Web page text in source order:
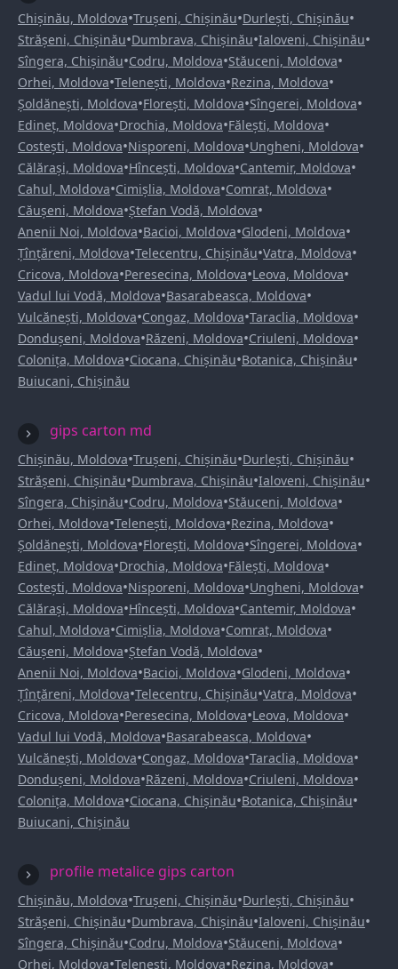
Chișinău, Moldova•Trușeni, Chișinău•Durlești, Chișinău•
Strășeni, Chișinău•Dumbrava, Chișinău•Ialoveni, Chișinău•
Sîngera, Chișinău•Codru, Moldova•Stăuceni, Moldova•
Orhei, Moldova•Telenești, Moldova•Rezina, Moldova•
Șoldănești, Moldova•Florești, Moldova•Sîngerei, Moldova•
Edineț, Moldova•Drochia, Moldova•Fălești, Moldova•
Costești, Moldova•Nisporeni, Moldova•Ungheni, Moldova•
Călărași, Moldova•Hîncești, Moldova•Cantemir, Moldova•
Cahul, Moldova•Cimișlia, Moldova•Comrat, Moldova•
Căușeni, Moldova•Ștefan Vodă, Moldova•
Anenii Noi, Moldova•Bacioi, Moldova•Glodeni, Moldova•
Țînțăreni, Moldova•Telecentru, Chișinău•Vatra, Moldova•
Cricova, Moldova•Peresecina, Moldova•Leova, Moldova•
Vadul lui Vodă, Moldova•Basarabeasca, Moldova•
Vulcănești, Moldova•Congaz, Moldova•Taraclia, Moldova•
Dondușeni, Moldova•Răzeni, Moldova•Criuleni, Moldova•
Colonița, Moldova•Ciocana, Chișinău•Botanica, Chișinău•
Buiucani, Chișinău
gips carton md
Chișinău, Moldova•Trușeni, Chișinău•Durlești, Chișinău•
Strășeni, Chișinău•Dumbrava, Chișinău•Ialoveni, Chișinău•
Sîngera, Chișinău•Codru, Moldova•Stăuceni, Moldova•
Orhei, Moldova•Telenești, Moldova•Rezina, Moldova•
Șoldănești, Moldova•Florești, Moldova•Sîngerei, Moldova•
Edineț, Moldova•Drochia, Moldova•Fălești, Moldova•
Costești, Moldova•Nisporeni, Moldova•Ungheni, Moldova•
Călărași, Moldova•Hîncești, Moldova•Cantemir, Moldova•
Cahul, Moldova•Cimișlia, Moldova•Comrat, Moldova•
Căușeni, Moldova•Ștefan Vodă, Moldova•
Anenii Noi, Moldova•Bacioi, Moldova•Glodeni, Moldova•
Țînțăreni, Moldova•Telecentru, Chișinău•Vatra, Moldova•
Cricova, Moldova•Peresecina, Moldova•Leova, Moldova•
Vadul lui Vodă, Moldova•Basarabeasca, Moldova•
Vulcănești, Moldova•Congaz, Moldova•Taraclia, Moldova•
Dondușeni, Moldova•Răzeni, Moldova•Criuleni, Moldova•
Colonița, Moldova•Ciocana, Chișinău•Botanica, Chișinău•
Buiucani, Chișinău
profile metalice gips carton
Chișinău, Moldova•Trușeni, Chișinău•Durlești, Chișinău•
Strășeni, Chișinău•Dumbrava, Chișinău•Ialoveni, Chișinău•
Sîngera, Chișinău•Codru, Moldova•Stăuceni, Moldova•
Orhei, Moldova•Telenești, Moldova•Rezina, Moldova•